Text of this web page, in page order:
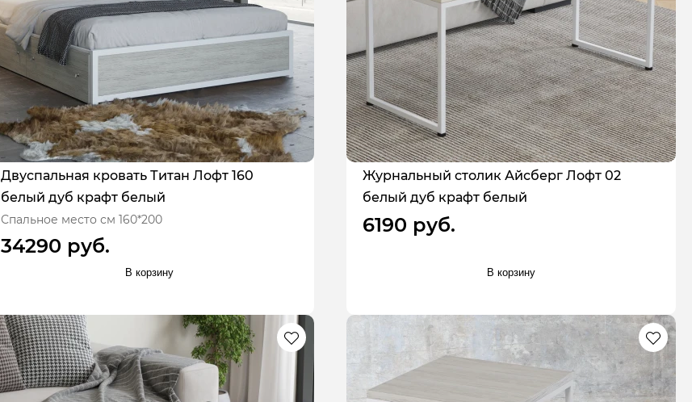
Двуспальная кровать Титан Лофт 160
белый дуб крафт белый
Спальное место см 160*200
34290 руб.
В корзину
Журнальный столик Айсберг Лофт 02
белый дуб крафт белый
6190 руб.
В корзину